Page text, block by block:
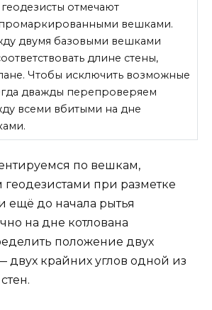
отмечают
вешками.
двумя базовыми вешками
длине стены,
Чтобы исключить возможные
дважды перепроверяем
всеми вбитыми на дне
по вешкам,
геодезистами при разметке
ещё до начала рытья
на дне котлована
положение двух
двух крайних углов одной из